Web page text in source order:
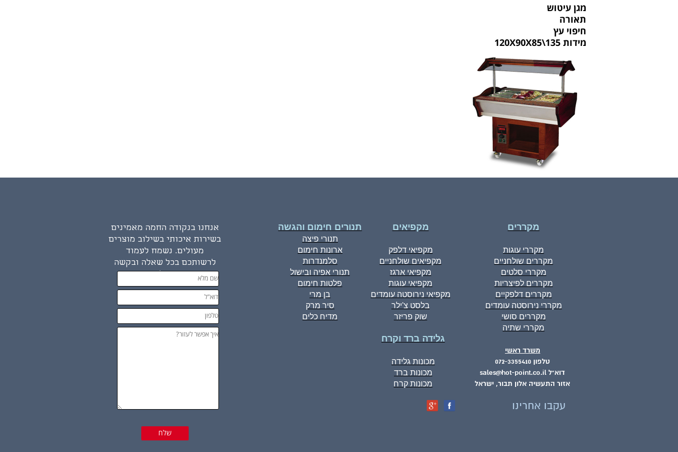
מגן עיטוש
תאורה
חיפוי עץ
מידות 135\85
X
90
X
120
משרד ראשי
טלפון 072-3355410
דוא"ל sales@hot-point.co.il
אזור התעשיה אלון תבור, ישראל
אנחנו בנקודה החמה מאמינים
בשירות איכותי בשילוב מוצרים
מעולים. נשמח לעמוד
לרשותכם בכל שאלה ובקשה
שיש לכם.
עקבו אחרינו
מקררים
מקררי עוגות
מקררים שולחניים
מקררי סלטים
מקררים לפיצריות
מקררים דלפקיים
מקררי נירוסטה עומדים
מקררים סושי
מקררי שתיה
מקפיאים
מקפיאי דלפק
מקפיאים שולחניים
מקפיאי ארגז
מקפיאי עוגות
מקפיאי נירוסטה עומדים
בלסט צ'ילר
שוק פריזר
גלידה ברד וקרח
מכונות גלידה
מכונות ברד
מכונות קרח
תנורים חימום והגשה
תנורי פיצה
ארונות חימום
סלמנדרות
תנורי אפיה ובישול
פלטות חימום
בן מרי
סיר מרק
מדיח כלים